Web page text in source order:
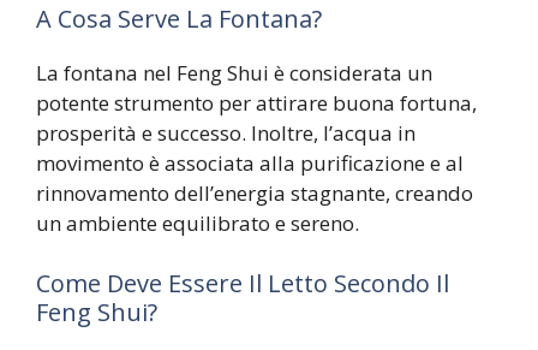
A Cosa Serve La Fontana?
La fontana nel Feng Shui è considerata un
potente strumento per attirare buona fortuna,
prosperità e successo. Inoltre, l’acqua in
movimento è associata alla purificazione e al
rinnovamento dell’energia stagnante, creando
un ambiente equilibrato e sereno.
Come Deve Essere Il Letto Secondo Il
Feng Shui?